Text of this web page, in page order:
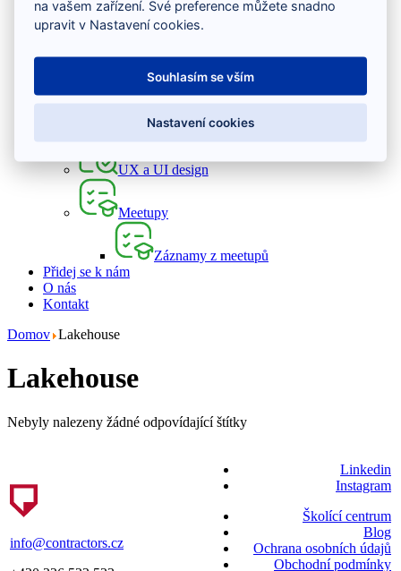
DevOps
Osobní rozvoj
UX a UI design
Meetupy
Záznamy z meetupů
Přidej se k nám
O nás
Kontakt
Domov Lakehouse
Lakehouse
Nebyly nalezeny žádné odpovídající štítky
info@contractors.cz
Linkedin
Instagram
Školící centrum
Blog
Ochrana osobních údajů
Obchodní podmínky
na vašem zařízení. Své preference můžete snadno
upravit v Nastavení cookies.
Souhlasím se vším
Nastavení cookies